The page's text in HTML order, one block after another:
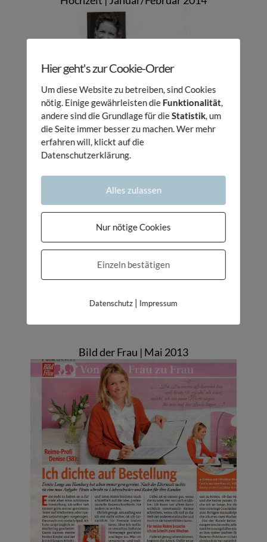
Bild der Frau | Mai 2013
Hier geht's zur Cookie-Order
Um diese Website zu betreiben, sind Cookies
nötig. Einige gewährleisten dieFunktionalität,
andere sind die Grundlage für dieStatistik, um
die Seite immer besser zu machen. Wer mehr
erfahren will, klickt auf die
Datenschutzerklärung.
Alles zulassen
Nur nötige Cookies
Einzeln bestätigen
Datenschutz| Impressum